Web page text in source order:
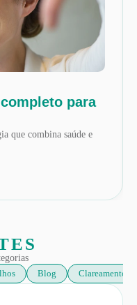
para
que combina saúde e
Blog Clareamento